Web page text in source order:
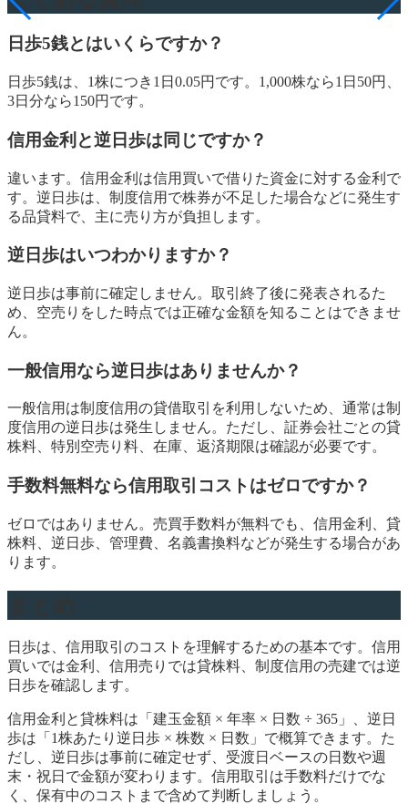
日歩5銭とはいくらですか？
日歩5銭は、1株につき1日0.05円です。1,000株なら1日50円、
3日分なら150円です。
信用金利と逆日歩は同じですか？
違います。信用金利は信用買いで借りた資金に対する金利で
す。逆日歩は、制度信用で株券が不足した場合などに発生す
る品貸料で、主に売り方が負担します。
逆日歩はいつわかりますか？
逆日歩は事前に確定しません。取引終了後に発表されるた
め、空売りをした時点では正確な金額を知ることはできませ
ん。
一般信用なら逆日歩はありませんか？
一般信用は制度信用の貸借取引を利用しないため、通常は制
度信用の逆日歩は発生しません。ただし、証券会社ごとの貸
株料、特別空売り料、在庫、返済期限は確認が必要です。
手数料無料なら信用取引コストはゼロですか？
ゼロではありません。売買手数料が無料でも、信用金利、貸
株料、逆日歩、管理費、名義書換料などが発生する場合があ
ります。
日歩は、信用取引のコストを理解するための基本です。信用
買いでは金利、信用売りでは貸株料、制度信用の売建では逆
日歩を確認します。
信用金利と貸株料は「建玉金額 × 年率 × 日数 ÷ 365」、逆日
歩は「1株あたり逆日歩 × 株数 × 日数」で概算できます。た
だし、逆日歩は事前に確定せず、受渡日ベースの日数や週
末・祝日で金額が変わります。信用取引は手数料だけでな
く、保有中のコストまで含めて判断しましょう。